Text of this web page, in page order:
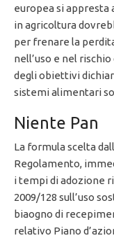
europea si appresta
in agricoltura
per frenare la
nell’uso e nel
degli obiettivi
sistemi alimentari
Niente Pan
La formula scelta
Regolamento,
i tempi di adozione
2009/128 sull’uso
biaogno di
relativo Piano